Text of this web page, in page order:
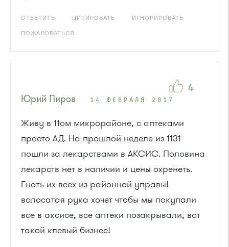
ОТВЕТИТЬ ЦИТИРОВАТЬ ИГНОРИРОВАТЬ
ПОЖАЛОВАТЬСЯ
Юрий Пиров 14 ФЕВРАЛЯ 2017
Живу в 11ом микрорайоне, с аптеками
просто АД. На прошлой неделе из 1131
пошли за лекарствами в АКСИС. Половина
лекарств нет в наличии и цены охренеть.
Гнать их всех из районной управы!
волосатая рука хочет чтобы мы покупали
все в аксисе, все аптеки позакрывали, вот
такой клевый бизнес!
4